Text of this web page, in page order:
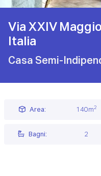
Via XXIV
Italia
Casa Semi-
Area: 140m2
Bagni: 2